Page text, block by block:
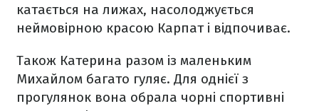
катається на лижах, насолоджується
неймовірною красою Карпат і відпочиває.
Також Катерина разом із маленьким
Михайлом багато гуляє. Для однієї з
прогулянок вона обрала чорні спортивні